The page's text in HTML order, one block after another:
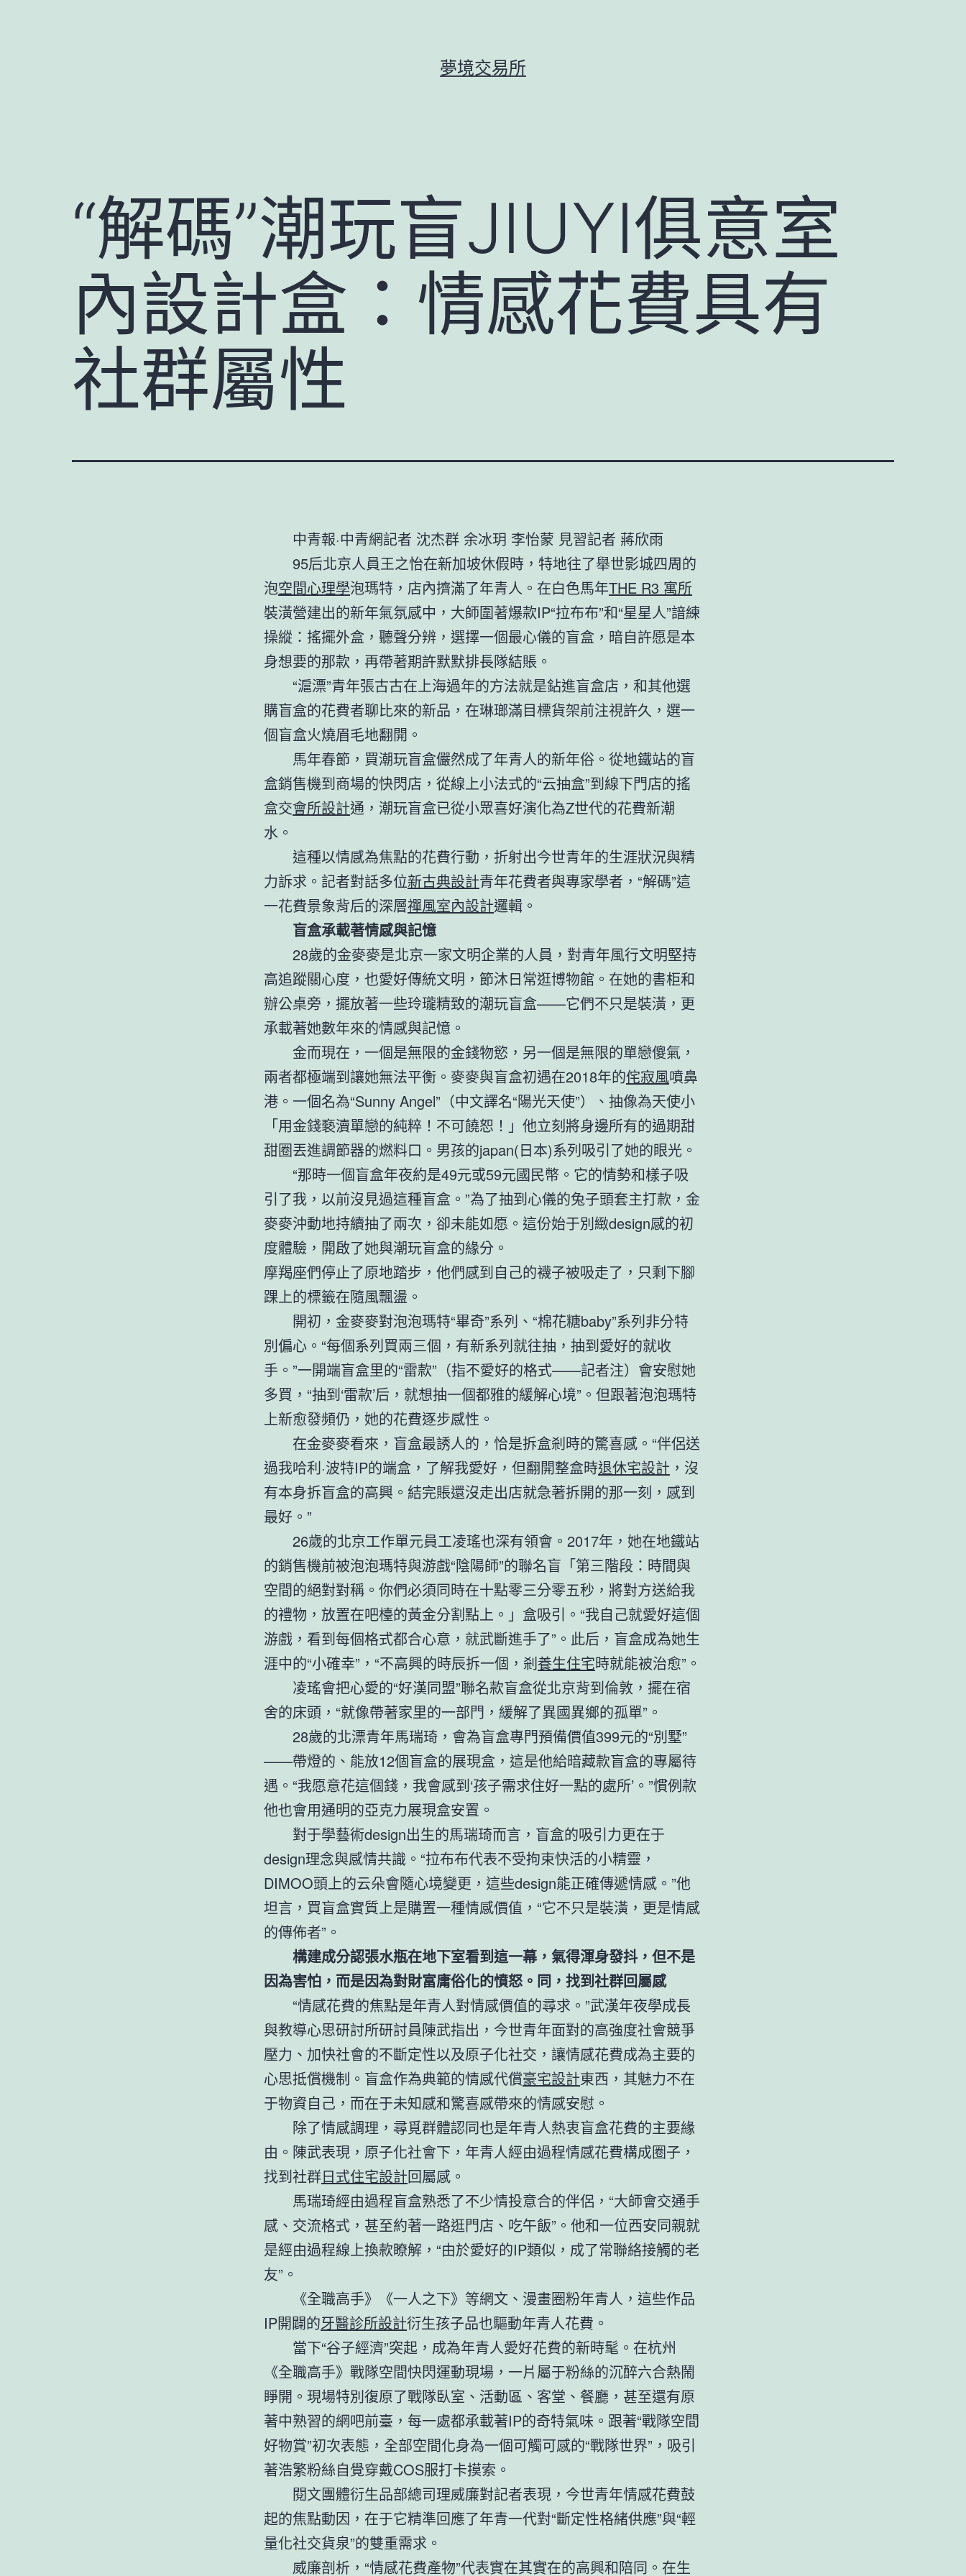
夢境交易所
“解碼”潮玩盲JIUYI俱意室
內設計盒：情感花費具有
社群屬性
中青報·中青網記者 沈杰群 余冰玥 李怡蒙 見習記者 蔣欣雨
95后北京人員王之怡在新加坡休假時，特地往了舉世影城四周的
泡空間心理學泡瑪特，店內擠滿了年青人。在白色馬年THE R3 寓所
裝潢營建出的新年氣氛感中，大師圍著爆款IP“拉布布”和“星星人”諳練
操縱：搖擺外盒，聽聲分辨，選擇一個最心儀的盲盒，暗自許愿是本
身想要的那款，再帶著期許默默排長隊結賬。
“滬漂”青年張古古在上海過年的方法就是鉆進盲盒店，和其他選
購盲盒的花費者聊比來的新品，在琳瑯滿目標貨架前注視許久，選一
個盲盒火燒眉毛地翻開。
馬年春節，買潮玩盲盒儼然成了年青人的新年俗。從地鐵站的盲
盒銷售機到商場的快閃店，從線上小法式的“云抽盒”到線下門店的搖
盒交會所設計通，潮玩盲盒已從小眾喜好演化為Z世代的花費新潮
水。
這種以情感為焦點的花費行動，折射出今世青年的生涯狀況與精
力訴求。記者對話多位新古典設計青年花費者與專家學者，“解碼”這
一花費景象背后的深層禪風室內設計邏輯。
盲盒承載著情感與記憶
28歲的金麥麥是北京一家文明企業的人員，對青年風行文明堅持
高追蹤關心度，也愛好傳統文明，節沐日常逛博物館。在她的書柜和
辦公桌旁，擺放著一些玲瓏精致的潮玩盲盒——它們不只是裝潢，更
承載著她數年來的情感與記憶。
金而現在，一個是無限的金錢物慾，另一個是無限的單戀傻氣，
兩者都極端到讓她無法平衡。麥麥與盲盒初遇在2018年的侘寂風噴鼻
港。一個名為“Sunny Angel”（中文譯名“陽光天使”）、抽像為天使小
「用金錢褻瀆單戀的純粹！不可饒恕！」他立刻將身邊所有的過期甜
甜圈丟進調節器的燃料口。男孩的japan(日本)系列吸引了她的眼光。
“那時一個盲盒年夜約是49元或59元國民幣。它的情勢和樣子吸
引了我，以前沒見過這種盲盒。”為了抽到心儀的兔子頭套主打款，金
麥麥沖動地持續抽了兩次，卻未能如愿。這份始于別緻design感的初
度體驗，開啟了她與潮玩盲盒的緣分。
摩羯座們停止了原地踏步，他們感到自己的襪子被吸走了，只剩下腳
踝上的標籤在隨風飄盪。
開初，金麥麥對泡泡瑪特“畢奇”系列、“棉花糖baby”系列非分特
別偏心。“每個系列買兩三個，有新系列就往抽，抽到愛好的就收
手。”一開端盲盒里的“雷款”（指不愛好的格式——記者注）會安慰她
多買，“抽到‘雷款’后，就想抽一個都雅的緩解心境”。但跟著泡泡瑪特
上新愈發頻仍，她的花費逐步感性。
在金麥麥看來，盲盒最誘人的，恰是拆盒剎時的驚喜感。“伴侶送
過我哈利·波特IP的端盒，了解我愛好，但翻開整盒時退休宅設計 ，沒
有本身拆盲盒的高興。結完賬還沒走出店就急著拆開的那一刻，感到
最好。”
26歲的北京工作單元員工凌瑤也深有領會。2017年，她在地鐵站
的銷售機前被泡泡瑪特與游戲“陰陽師”的聯名盲「第三階段：時間與
空間的絕對對稱。你們必須同時在十點零三分零五秒，將對方送給我
的禮物，放置在吧檯的黃金分割點上。」盒吸引。“我自己就愛好這個
游戲，看到每個格式都合心意，就武斷進手了”。此后，盲盒成為她生
涯中的“小確幸”，“不高興的時辰拆一個，剎養生住宅時就能被治愈”。
凌瑤會把心愛的“好漢同盟”聯名款盲盒從北京背到倫敦，擺在宿
舍的床頭，“就像帶著家里的一部門，緩解了異國異鄉的孤單”。
28歲的北漂青年馬瑞琦，會為盲盒專門預備價值399元的“別墅”
——帶燈的、能放12個盲盒的展現盒，這是他給暗藏款盲盒的專屬待
遇。“我愿意花這個錢，我會感到‘孩子需求住好一點的處所’。”慣例款
他也會用通明的亞克力展現盒安置。
對于學藝術design出生的馬瑞琦而言，盲盒的吸引力更在于
design理念與感情共識。“拉布布代表不受拘束快活的小精靈，
DIMOO頭上的云朵會隨心境變更，這些design能正確傳遞情感。”他
坦言，買盲盒實質上是購置一種情感價值，“它不只是裝潢，更是情感
的傳佈者”。
構建成分認張水瓶在地下室看到這一幕，氣得渾身發抖，但不是
因為害怕，而是因為對財富庸俗化的憤怒。同，找到社群回屬感
“情感花費的焦點是年青人對情感價值的尋求。”武漢年夜學成長
與教導心思研討所研討員陳武指出，今世青年面對的高強度社會競爭
壓力、加快社會的不斷定性以及原子化社交，讓情感花費成為主要的
心思抵償機制。盲盒作為典範的情感代償豪宅設計東西，其魅力不在
于物資自己，而在于未知感和驚喜感帶來的情感安慰。
除了情感調理，尋覓群體認同也是年青人熱衷盲盒花費的主要緣
由。陳武表現，原子化社會下，年青人經由過程情感花費構成圈子，
找到社群日式住宅設計回屬感。
馬瑞琦經由過程盲盒熟悉了不少情投意合的伴侶，“大師會交通手
感、交流格式，甚至約著一路逛門店、吃午飯”。他和一位西安同親就
是經由過程線上換款瞭解，“由於愛好的IP類似，成了常聯絡接觸的老
友”。
《全職高手》《一人之下》等網文、漫畫圈粉年青人，這些作品
IP開闢的牙醫診所設計衍生孩子品也驅動年青人花費。
當下“谷子經濟”突起，成為年青人愛好花費的新時髦。在杭州
《全職高手》戰隊空間快閃運動現場，一片屬于粉絲的沉醉六合熱鬧
睜開。現場特別復原了戰隊臥室、活動區、客堂、餐廳，甚至還有原
著中熟習的網吧前臺，每一處都承載著IP的奇特氣味。跟著“戰隊空間
好物賞”初次表態，全部空間化身為一個可觸可感的“戰隊世界”，吸引
著浩繁粉絲自覺穿戴COS服打卡摸索。
閱文團體衍生品部總司理威廉對記者表現，今世青年情感花費鼓
起的焦點動因，在于它精準回應了年青一代對“斷定性格緒供應”與“輕
量化社交貨泉”的雙重需求。
威廉剖析，“情感花費產物”代表實在其實在的高興和陪同。在生